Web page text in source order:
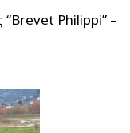
Philippi” –